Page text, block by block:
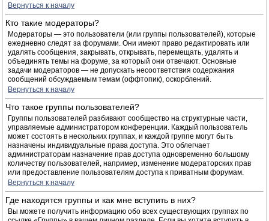
Вернуться к началу
Кто такие модераторы?
Модераторы — это пользователи (или группы пользователей), которые
ежедневно следят за форумами. Они имеют право редактировать или
удалять сообщения, закрывать, открывать, перемещать, удалять и
объединять темы на форуме, за который они отвечают. Основные
задачи модераторов — не допускать несоответствия содержания
сообщений обсуждаемым темам (оффтопик), оскорблений.
Вернуться к началу
Что такое группы пользователей?
Группы пользователей разбивают сообщество на структурные части,
управляемые администратором конференции. Каждый пользователь
может состоять в нескольких группах, и каждой группе могут быть
назначены индивидуальные права доступа. Это облегчает
администраторам назначение прав доступа одновременно большому
количеству пользователей, например, изменение модераторских прав
или предоставление пользователям доступа к приватным форумам.
Вернуться к началу
Где находятся группы и как мне вступить в них?
Вы можете получить информацию обо всех существующих группах по